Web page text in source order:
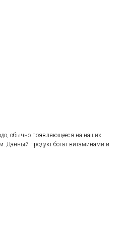
обычно появляющееся на наших
Данный продукт богат витаминами и